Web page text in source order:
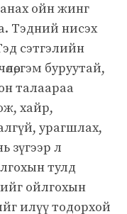
ойн жинг
Тэдний нисэх
сэтгэлийн
гэм буруутай,
талаараа
хайр,
урагшлах,
зүгээр л
тулд
ойлгохын
илүү тодорхой